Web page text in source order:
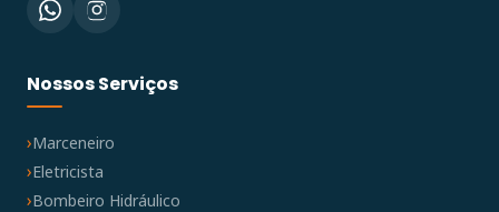
Nossos Serviços
Marceneiro
Eletricista
Bombeiro Hidráulico